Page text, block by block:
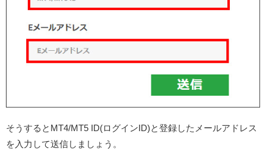
そうするとMT4/MT5 ID(ログインID)と登録したメールアドレス
を入力して送信しましょう。